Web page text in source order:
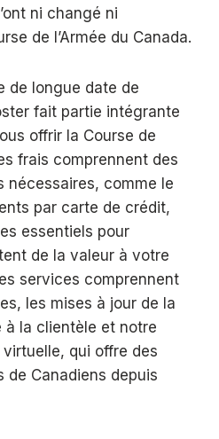
ni changé ni
de l’Armée du Canada.
de longue date de
fait partie intégrante
offrir la Course de
frais comprennent des
nécessaires, comme le
par carte de crédit,
essentiels pour
de la valeur à votre
services comprennent
les mises à jour de la
la clientèle et notre
qui offre des
de Canadiens depuis